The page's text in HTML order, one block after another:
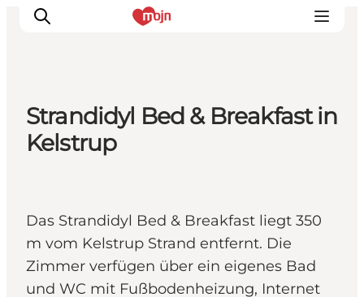
Erlebnisse
Städte und Regionen
Plane deine Reise
Booking
Strandidyl Bed & Breakfast in
Kelstrup
Das Strandidyl Bed & Breakfast liegt 350
m vom Kelstrup Strand entfernt. Die
Zimmer verfügen über ein eigenes Bad
und WC mit Fußbodenheizung, Internet